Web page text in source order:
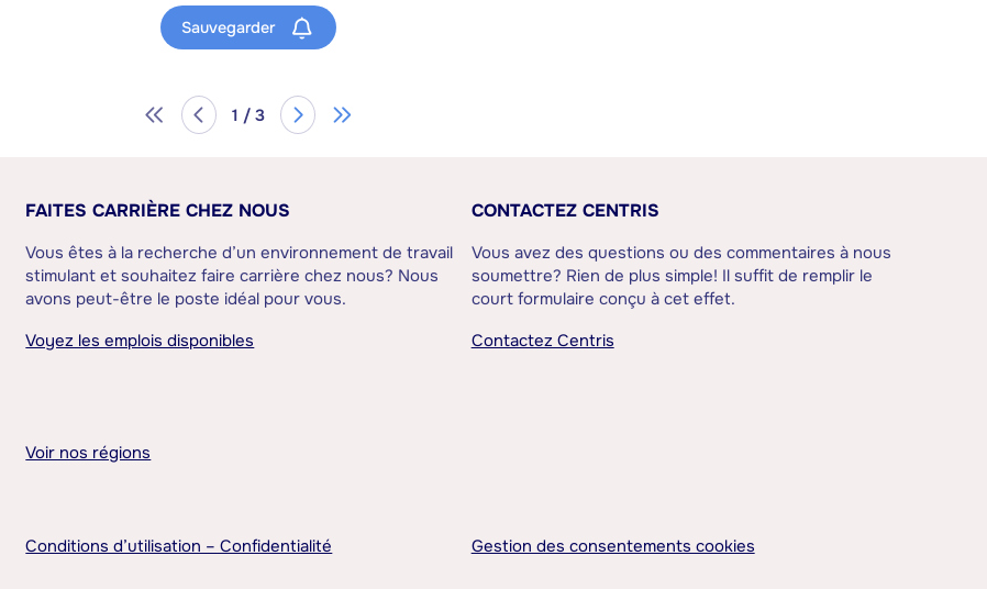
Sauvegarder
1 / 3
FAITES CARRIÈRE CHEZ NOUS
Vous êtes à la recherche d’un environnement de travail
stimulant et souhaitez faire carrière chez nous? Nous
avons peut-être le poste idéal pour vous.
Voyez les emplois disponibles
CONTACTEZ CENTRIS
Vous avez des questions ou des commentaires à nous
soumettre? Rien de plus simple! Il suffit de remplir le
court formulaire conçu à cet effet.
Contactez Centris
Voir nos régions
Conditions d’utilisation – Confidentialité Gestion des consentements cookies